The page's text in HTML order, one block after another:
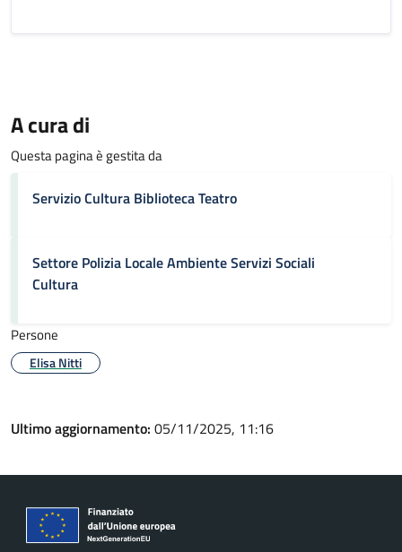
A cura di
Questa pagina è gestita da
Servizio Cultura Biblioteca Teatro
Settore Polizia Locale Ambiente Servizi Sociali
Cultura
Persone
Elisa Nitti
Ultimo aggiornamento: 05/11/2025, 11:16